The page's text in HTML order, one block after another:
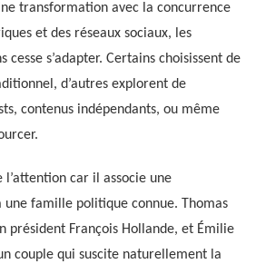
transformation avec la concurrence
et des réseaux sociaux, les
cesse s’adapter. Certains choisissent de
d’autres explorent de
contenus indépendants, ou même
car il associe une
une famille politique connue. Thomas
président François Hollande, et Émilie
couple qui suscite naturellement la